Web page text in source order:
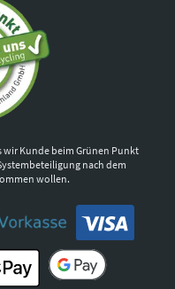
wir Kunde beim Grünen Punkt
nach dem
wollen.